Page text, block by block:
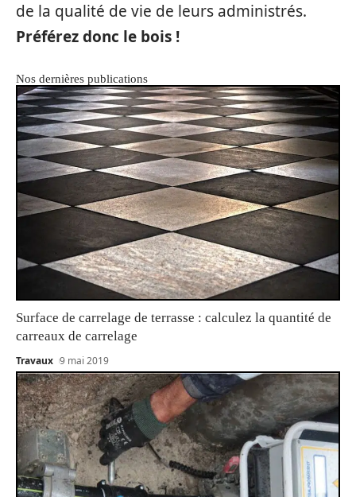
de la qualité de vie de leurs administrés.
Préférez donc le bois !
Nos dernières publications
Surface de carrelage de terrasse : calculez la quantité de
carreaux de carrelage
Travaux 9 mai 2019